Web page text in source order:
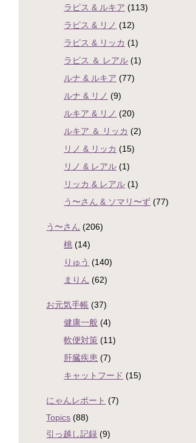
ラピス & ルキア (113)
ラピス & リノ (12)
ラピス & リッカ (1)
ラピス ＆ レアル (1)
ルナ & ルキア (77)
ルナ & リノ (9)
ルキア & リノ (20)
ルキア ＆ リッカ (2)
リノ & リッカ (15)
リノ & レアル (1)
リッカ & レアル (1)
う〜さん & ソマリ〜ず (77)
う〜さん (206)
桃 (14)
りゅう (140)
まりん (62)
お元気手帳 (37)
健康一般 (4)
軟便対策 (11)
肝臓疾患 (7)
キャットフード (15)
にゃんレポート (7)
Topics (88)
引っ越し記録 (9)